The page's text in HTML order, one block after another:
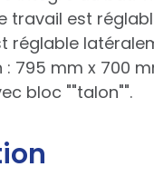
travail est
réglable
: 795 mm x 700
bloc ""talon"".